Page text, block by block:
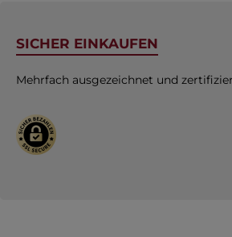
SICHER EINKAUFEN
Mehrfach ausgezeichnet und